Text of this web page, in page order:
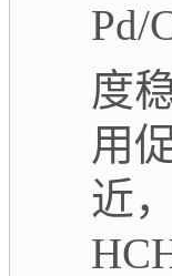
Pd/
度
用
近